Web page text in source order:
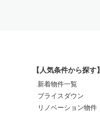
【人気条件から探す】
新着物件一覧
プライスダウン
リノベーション物件